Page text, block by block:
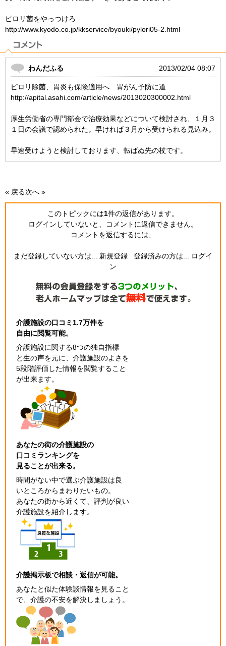
ピロリ菌をやっつけろ
http://www.kyodo.co.jp/kkservice/byouki/pylori05-2.html
わんだふる 2013/02/04 08:07
ピロリ除菌、胃炎も保険適用へ 胃がん予防に道
http://apital.asahi.com/article/news/2013020300002.html
厚生労働省の専門部会で治療効果などについて検討され、１月３
１日の会議で認められた。早ければ３月から受けられる見込み。
早速受けようと検討しております、転ばぬ先の杖です。
« 戻る次へ »
このトピックには1件の返信があります。
ログインしていないと、コメントに返信できません。
コメントを返信するには、
まだ登録していない方は... 新規登録 登録済みの方は...
ログイ
ン
介護施設の口コミ1.7万件を
自由に閲覧可能。
介護施設に関する8つの独自指標
と生の声を元に、介護施設のよさを
5段階評価した情報を閲覧すること
が出来ます。
あなたの街の介護施設の
口コミランキングを
見ることが出来る。
時間がない中で選ぶ介護施設は良
いところからまわりたいもの。
あなたの街から近くて、評判が良い
介護施設を紹介します。
介護掲示板で相談・返信が可能。
あなたと似た体験談情報を見ること
で、介護の不安を解決しましょう。